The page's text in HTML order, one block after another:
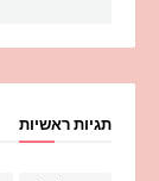
תגיות ראשיות